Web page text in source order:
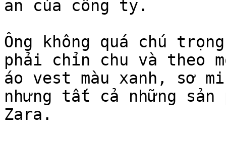
ăn của công ty.
Ông không quá chú
phải chỉn chu và theo
áo vest màu xanh, sơ
nhưng tất cả những sản
Zara.